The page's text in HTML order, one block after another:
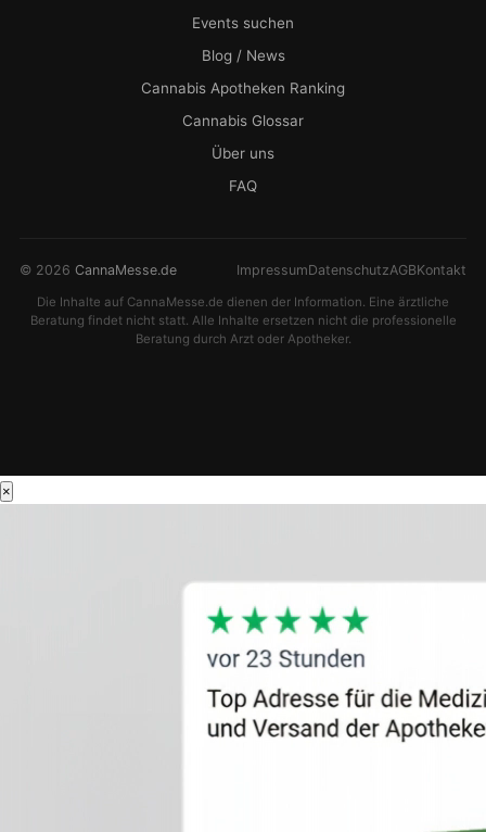
Events suchen
Blog / News
Cannabis Apotheken Ranking
Cannabis Glossar
Über uns
FAQ
© 2026 CannaMesse.de ImpressumDatenschutzAGBKontakt
Die Inhalte auf CannaMesse.de dienen der Information. Eine ärztliche
Beratung findet nicht statt. Alle Inhalte ersetzen nicht die professionelle
Beratung durch Arzt oder Apotheker.
×